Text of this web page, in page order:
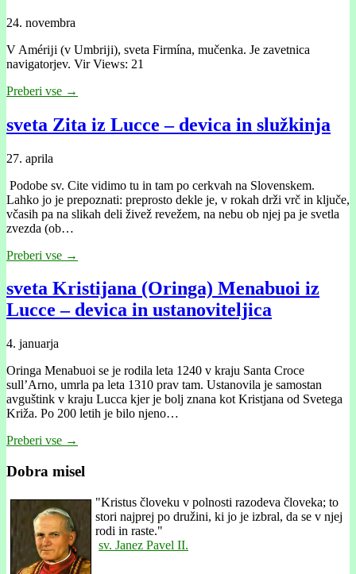
24. novembra
V Amérĳi (v Umbrĳi), sveta Firmína, mučenka. Je zavetnica
navigatorjev. Vir Views: 21
Preberi vse →
sveta Zita iz Lucce – devica in služkinja
27. aprila
Podobe sv. Cite vidimo tu in tam po cerkvah na Slovenskem.
Lahko jo je prepoznati: preprosto dekle je, v rokah drži vrč in ključe,
včasih pa na slikah deli živež revežem, na nebu ob njej pa je svetla
zvezda (ob…
Preberi vse →
sveta Kristijana (Oringa) Menabuoi iz
Lucce – devica in ustanoviteljica
4. januarja
Oringa Menabuoi se je rodila leta 1240 v kraju Santa Croce
sull’Arno, umrla pa leta 1310 prav tam. Ustanovila je samostan
avguštink v kraju Lucca kjer je bolj znana kot Kristjana od Svetega
Križa. Po 200 letih je bilo njeno…
Preberi vse →
Dobra misel
"Kristus človeku v polnosti razodeva človeka; to
stori najprej po družini, ki jo je izbral, da se v njej
rodi in raste."
sv. Janez Pavel II.